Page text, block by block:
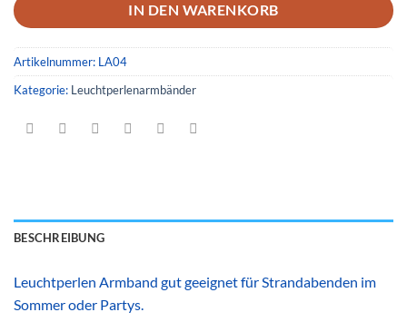
IN DEN WARENKORB
Artikelnummer: LA04
Kategorie: Leuchtperlenarmbänder
BESCHREIBUNG
Leuchtperlen Armband gut geeignet für Strandabenden im
Sommer oder Partys.